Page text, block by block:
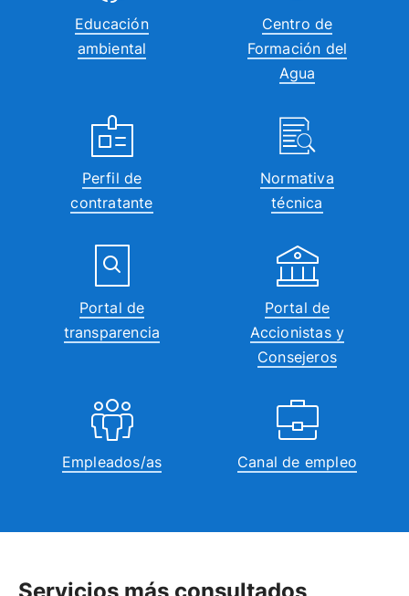
Educación
ambiental
Centro de
Formación del
Agua
Perfil de
contratante
Normativa
técnica
Portal de
transparencia
Portal de
Accionistas y
Consejeros
Empleados/as Canal de empleo